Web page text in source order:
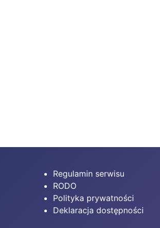
Regulamin serwisu
RODO
Polityka prywatności
Deklaracja dostępności